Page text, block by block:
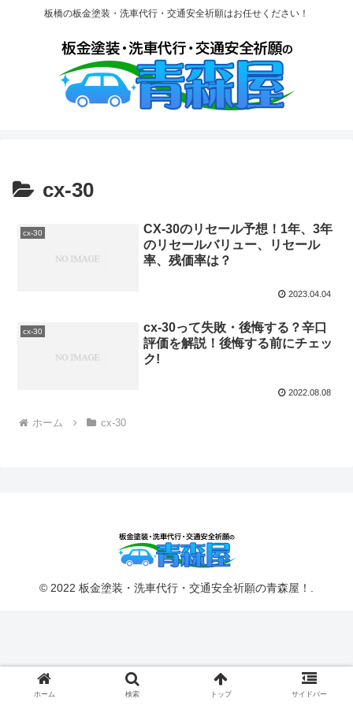
板橋の板金塗装・洗車代行・交通安全祈願はお任せください！
cx-30
cx-30
CX-30のリセール予想！1年、3年
のリセールバリュー、リセール
率、残価率は？
2023.04.04
cx-30
cx-30って失敗・後悔する？辛口
評価を解説！後悔する前にチェッ
ク!
2022.08.08
ホーム cx-30
© 2022 板金塗装・洗車代行・交通安全祈願の青森屋！.
ホーム 検索 トップ サイドバー